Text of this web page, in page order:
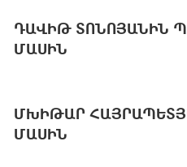
ԴԱՎԻԹ ՏՈՆՈՅԱՆԻՆ
ՄԱՍԻՆ
ՄԽԻԹԱՐ
ՄԱՍԻՆ